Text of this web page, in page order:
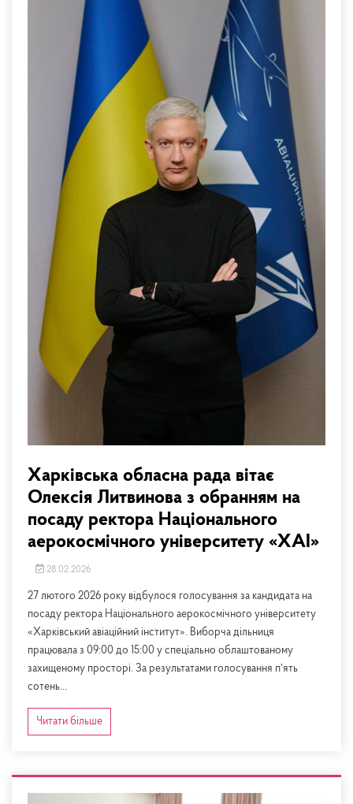
Харківська обласна рада вітає
Олексія Литвинова з обранням на
посаду ректора Національного
аерокосмічного університету «ХАІ»
28.02.2026
27 лютого 2026 року відбулося голосування за кандидата на
посаду ректора Національного аерокосмічного університету
«Харківський авіаційний інститут». Виборча дільниця
працювала з 09:00 до 15:00 у спеціально облаштованому
захищеному просторі. За результатами голосування пʼять
сотень...
Читати більше